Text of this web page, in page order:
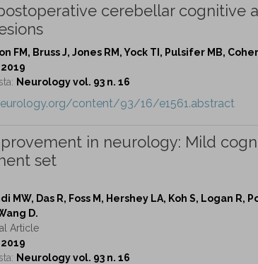
cerebellar cognitive
FM, Bruss J, Jones RM, Yock TI, Pulsifer MB,
2019
Neurology vol. 93 n. 16
content/93/16/e1561.abstract
in neurology: Mild
set
MW, Das R, Foss M, Hershey LA, Koh S, Logan
D.
Article
2019
Neurology vol. 93 n. 16